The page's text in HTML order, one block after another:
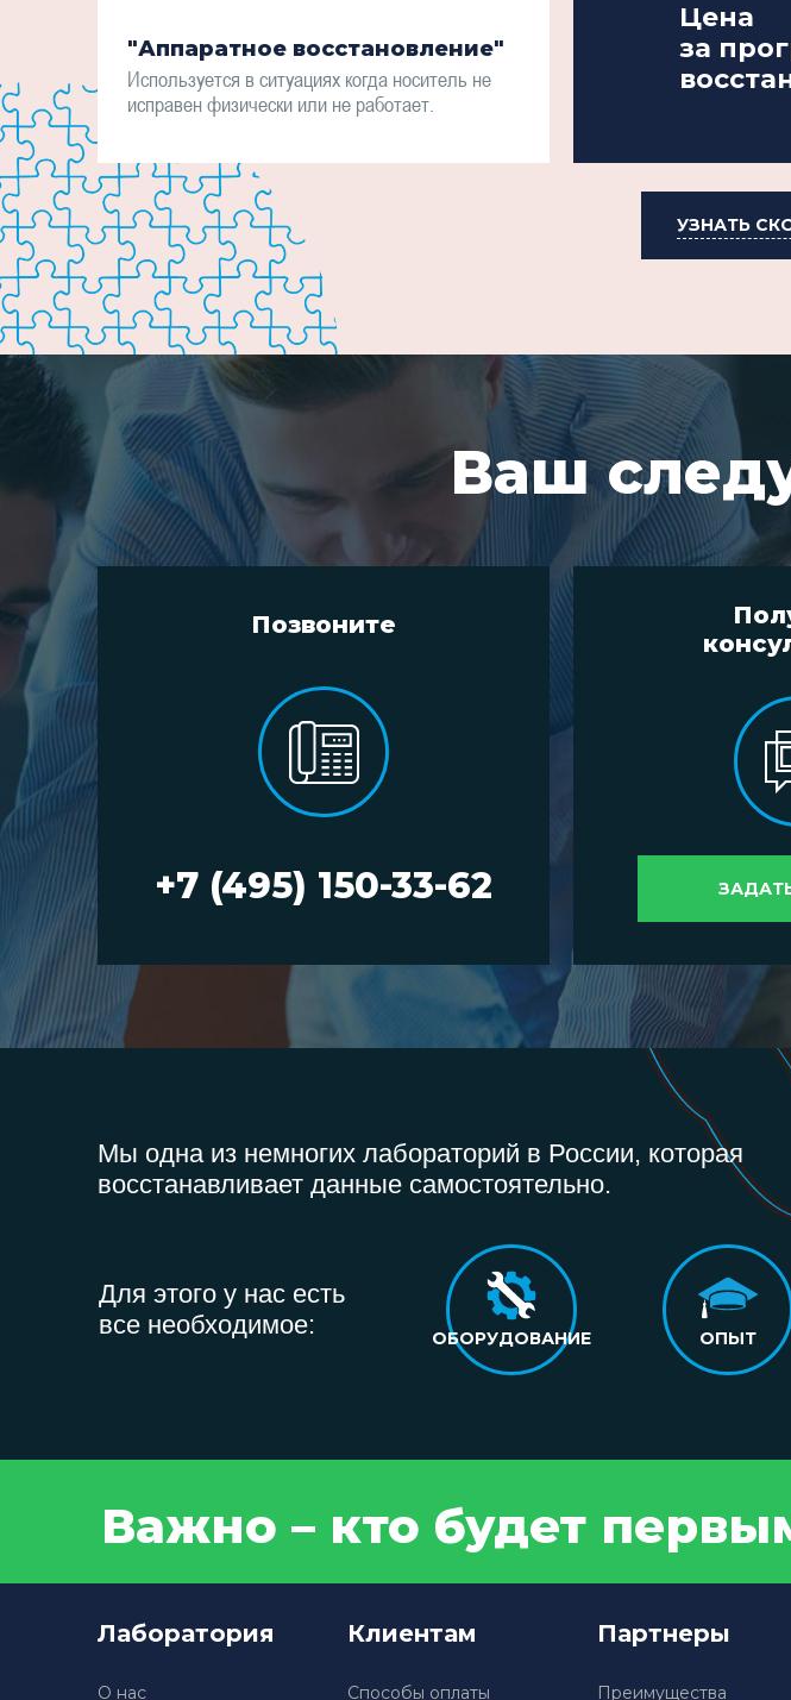
"Аппаратное восстановление"
Используется в ситуациях когда носитель не
исправен физически или не работает.
Цена
за
УЗНАТЬ
Ваш
Позвоните
+7 (495) 150-33-62
Мы одна из немногих лабораторий в России, которая
восстанавливает данные самостоятельно.
Для этого у нас есть
все необходимое:
ОБОРУДОВАНИЕ ОПЫТ
Важно – кто будет
Лаборатория
О нас
Клиентам
Способы оплаты
Партнеры
Преимущества